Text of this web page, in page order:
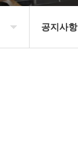
공지사항